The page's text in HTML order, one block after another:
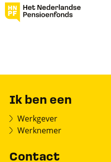
Ik ben een
Werkgever
Werknemer
Contact